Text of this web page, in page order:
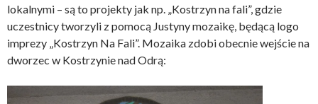
lokalnymi – są to projekty jak np. „Kostrzyn na fali”, gdzie
uczestnicy tworzyli z pomocą Justyny mozaikę, będącą logo
imprezy „Kostrzyn Na Fali”. Mozaika zdobi obecnie wejście na
dworzec w Kostrzynie nad Odrą: